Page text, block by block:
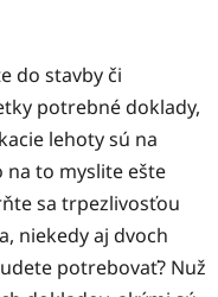
do stavby či
potrebné doklady,
lehoty sú na
na to myslite ešte
sa trpezlivosťou
niekedy aj dvoch
potrebovať? Nuž